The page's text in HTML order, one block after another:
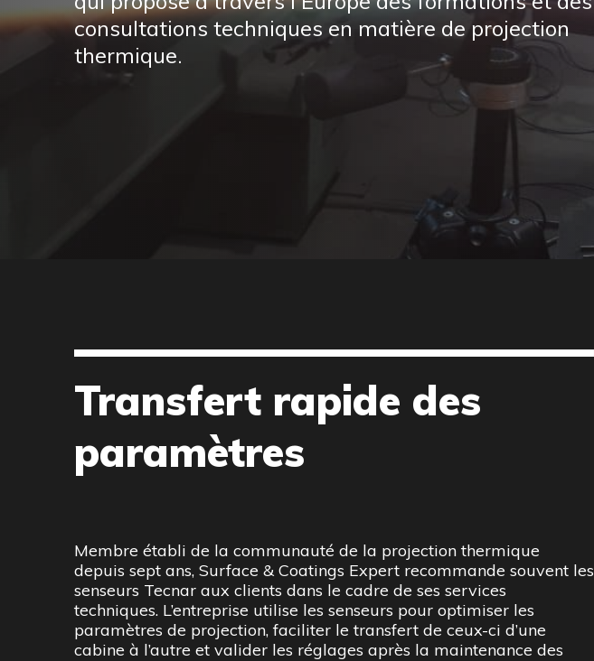
consultations techniques en matière de projection
thermique.
Transfert rapide des
paramètres
Membre établi de la communauté de la projection thermique
depuis sept ans, Surface & Coatings Expert recommande souvent les
senseurs Tecnar aux clients dans le cadre de ses services
techniques. L’entreprise utilise les senseurs pour optimiser les
paramètres de projection, faciliter le transfert de ceux-ci d’une
cabine à l’autre et valider les réglages après la maintenance des
machines. La possibilité de visualiser les résultats sur l’interface
utilisateur, la réponse rapide du système et la facilité d’utilisation de
l’appareil permettent à ses opérateurs de détecter plus efficacement